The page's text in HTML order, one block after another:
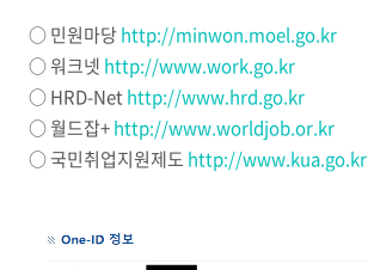
○ 민원마당http://minwon.moel.go.kr
○ 워크넷 http://www.work.go.kr
○ HRD-Nethttp://www.hrd.go.kr
○ 월드잡+http://www.worldjob.or.kr
○ 국민취업지원제도 http://www.kua.go.kr